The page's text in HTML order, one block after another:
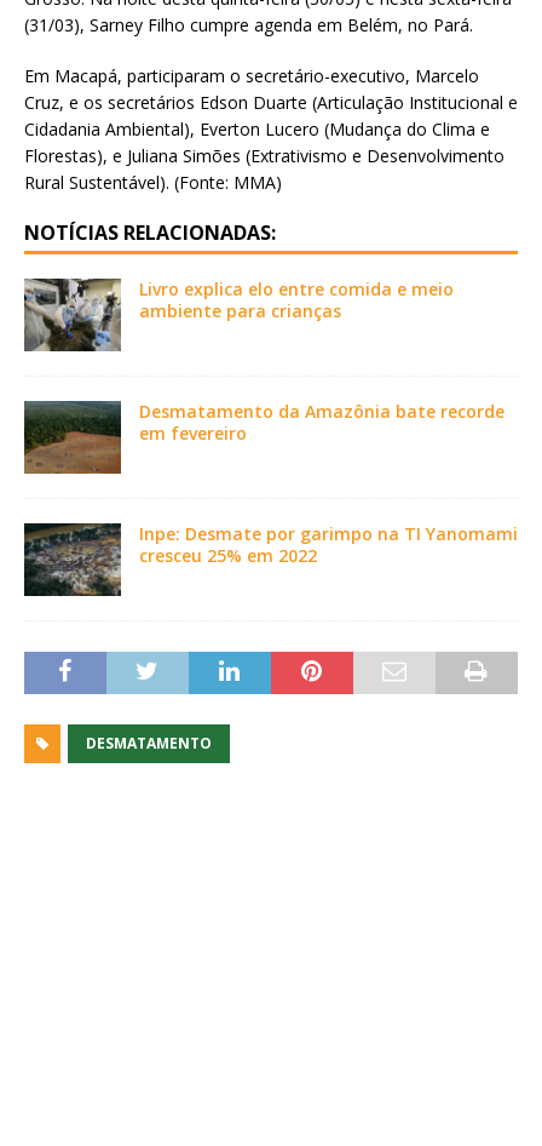
(31/03), Sarney Filho cumpre agenda em Belém, no Pará.
Em Macapá, participaram o secretário-executivo, Marcelo
Cruz, e os secretários Edson Duarte (Articulação Institucional e
Cidadania Ambiental), Everton Lucero (Mudança do Clima e
Florestas), e Juliana Simões (Extrativismo e Desenvolvimento
Rural Sustentável). (Fonte: MMA)
NOTÍCIAS RELACIONADAS:
Livro explica elo entre comida e meio
ambiente para crianças
Desmatamento da Amazônia bate recorde
em fevereiro
Inpe: Desmate por garimpo na TI Yanomami
cresceu 25% em 2022
DESMATAMENTO